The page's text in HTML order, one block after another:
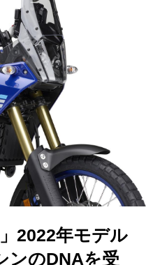
2022年モデル
ンのDNAを受